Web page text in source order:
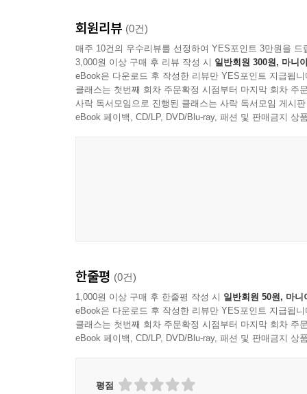
바위) - *남산 미륵곡 석조여래좌상(보리사 석불
전 염불사 터 동서 삼층석탑(염불사 쌍탑) - **남산
지 삼층석탑 - 설잠교(에서 가파른 오르막을 올라
사지 마애여래좌상 - 삼화령 연화대좌(에 갔다가
*포석정 - 창림사 터 삼층석탑 - 남간사 터 당간지
회원리뷰 (0건)
매주 10건의 우수리뷰를 선정하여 YES포인트 3만원을 드
3,000원 이상 구매 후 리뷰 작성 시 일반회원 300원, 마니
eBook은 다운로드 후 작성한 리뷰만 YES포인트 지급됩니
클래스는 첫번째 회차 주문확정 시점부터 마지막 회차 주
사락 독서모임으로 진행된 클래스는 사락 독서모임 게시
eBook 페이백, CD/LP, DVD/Blu-ray, 패션 및 판매금지 상
한줄평 (0건)
1,000원 이상 구매 후 한줄평 작성 시 일반회원 50원, 마니
eBook은 다운로드 후 작성한 리뷰만 YES포인트 지급됩니
클래스는 첫번째 회차 주문확정 시점부터 마지막 회차 주
eBook 페이백, CD/LP, DVD/Blu-ray, 패션 및 판매금지 상
평점